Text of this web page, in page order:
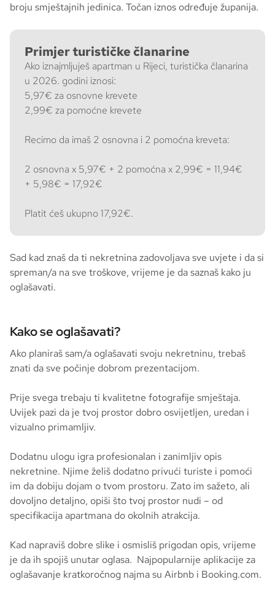
broju smještajnih jedinica. Točan iznos određuje županija.
Primjer turističke članarine
Ako iznajmljuješ apartman u Rijeci, turistička članarina
u 2026. godini iznosi:
5,97€ za osnovne krevete
2,99€ za pomoćne krevete
Recimo da imaš 2 osnovna i 2 pomoćna kreveta:
2 osnovna x 5,97€ + 2 pomoćna x 2,99€ = 11,94€
+ 5,98€ = 17,92€
Platit ćeš ukupno 17,92€.
Sad kad znaš da ti nekretnina zadovoljava sve uvjete i da si
spreman/a na sve troškove, vrijeme je da saznaš kako ju
oglašavati.
Kako se oglašavati?
Ako planiraš sam/a oglašavati svoju nekretninu, trebaš
znati da sve počinje dobrom prezentacijom.
Prije svega trebaju ti kvalitetne fotografije smještaja.
Uvijek pazi da je tvoj prostor dobro osvijetljen, uredan i
vizualno primamljiv.
Dodatnu ulogu igra profesionalan i zanimljiv opis
nekretnine. Njime želiš dodatno privući turiste i pomoći
im da dobiju dojam o tvom prostoru. Zato im sažeto, ali
dovoljno detaljno, opiši što tvoj prostor nudi – od
specifikacija apartmana do okolnih atrakcija.
Kad napraviš dobre slike i osmisliš prigodan opis, vrijeme
je da ih spojiš unutar oglasa. Najpopularnije aplikacije za
oglašavanje kratkoročnog najma su Airbnb i Booking.com.